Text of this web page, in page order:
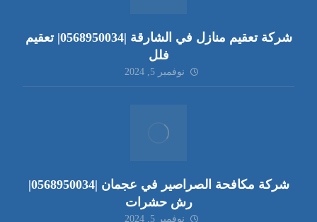
شركة تعقيم منازل في الشارقة |0568950034| تعقيم
فلل
نوفمبر 5, 2024
شركة مكافحة الصراصير في عجمان |0568950034|
رش حشرات
نوفمبر 5, 2024